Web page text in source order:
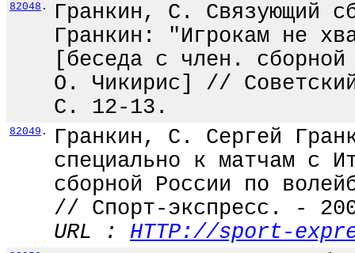
82048 .
Гранкин, С. Связующий
Гранкин: "Игрокам не
[беседа с член.
О. Чикирис] //
С. 12-13.
82049 .
Гранкин, С. Сергей
специально к матчам с
сборной России по
// Спорт-экспресс. -
URL : HTTP://sport-